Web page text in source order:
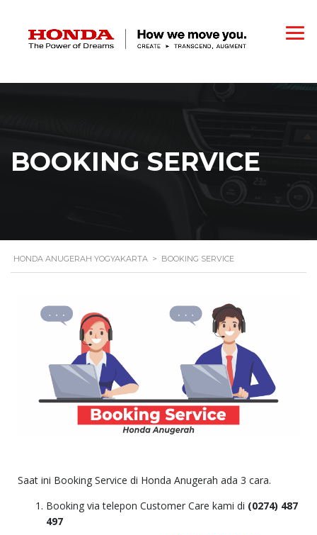
BOOKING SERVICE
HONDA ANUGERAH YOGYAKARTA > BOOKING SERVICE
Saat ini Booking Service di Honda Anugerah ada 3 cara.
Booking via telepon Customer Care kami di (0274) 487
497